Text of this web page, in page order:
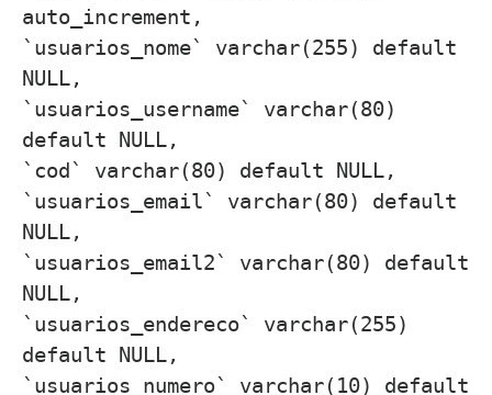
auto_increment,
`usuarios_nome` varchar(255) default
NULL,
`usuarios_username` varchar(80)
default NULL,
`cod` varchar(80) default NULL,
`usuarios_email` varchar(80) default
NULL,
`usuarios_email2` varchar(80) default
NULL,
`usuarios_endereco` varchar(255)
default NULL,
`usuarios_numero` varchar(10) default